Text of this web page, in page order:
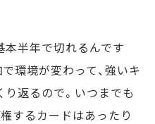
半年で切れるんです
環境が変わって、強いキ
返るので。いつまでも
するカードはあったり